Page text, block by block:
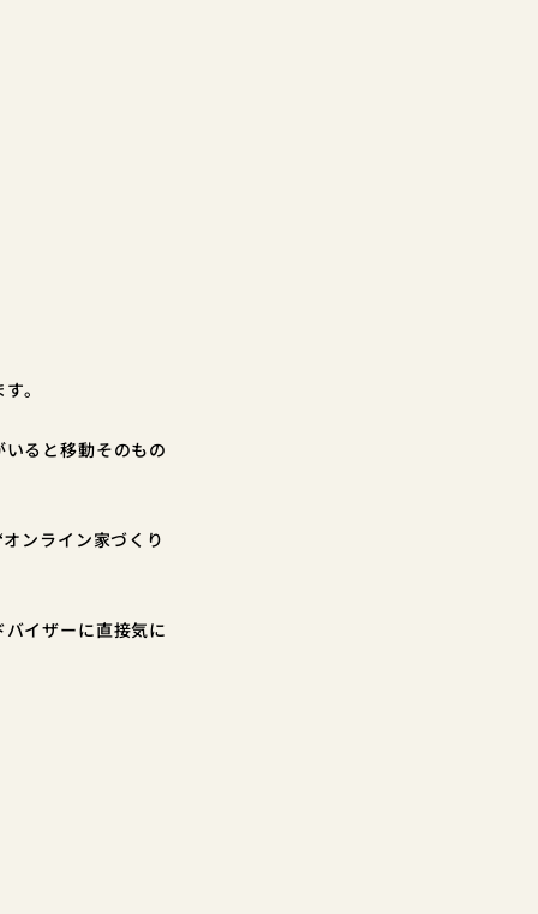
。
ると移動そのもの
ンライン家づくり
イザーに直接気に